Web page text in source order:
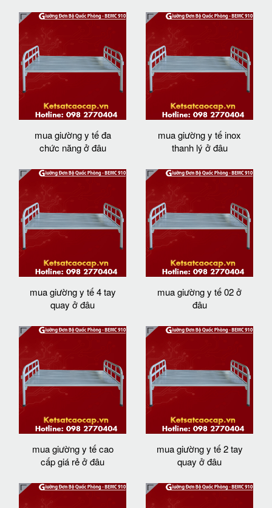
mua giường y tế đa
chức năng ở đâu
mua giường y tế inox
thanh lý ở đâu
mua giường y tế 4 tay
quay ở đâu
mua giường y tế 02 ở
đâu
mua giường y tế cao
cấp giá rẻ ở đâu
mua giường y tế 2 tay
quay ở đâu